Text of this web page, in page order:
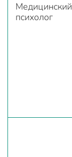
Медицинский
психолог